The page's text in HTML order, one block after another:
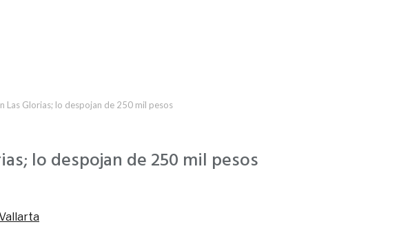
Las Glorias; lo despojan de 250 mil pesos
lo despojan de 250 mil pesos